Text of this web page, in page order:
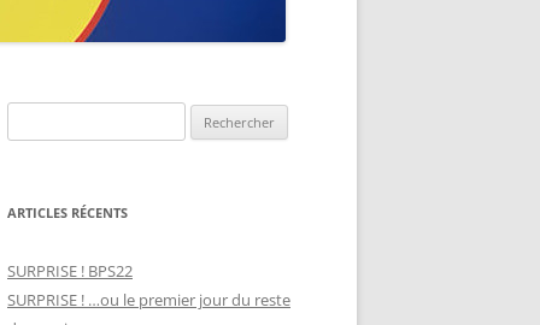
ARTICLES RÉCENTS
SURPRISE ! BPS22
SURPRISE ! …ou le premier jour du reste